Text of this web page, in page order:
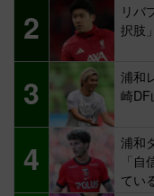
2
リバ
択肢
3
浦和
崎DF
4
浦和
「
てい